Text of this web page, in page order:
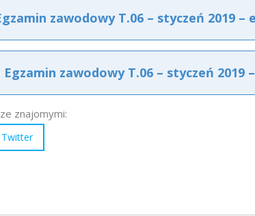
zawodowy T.06 – styczeń 2019
Egzamin zawodowy T.06 – styczeń 2019
znajomymi:
Twitter